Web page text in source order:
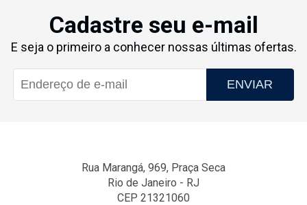
Cadastre seu e-mail
E seja o primeiro a conhecer nossas últimas ofertas.
ENVIAR
Rua Marangá, 969, Praça Seca
Rio de Janeiro - RJ
CEP 21321060